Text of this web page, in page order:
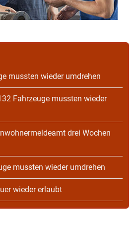
mussten wieder umdrehen
Fahrzeuge mussten wieder
drei Wochen
mussten wieder umdrehen
wieder erlaubt